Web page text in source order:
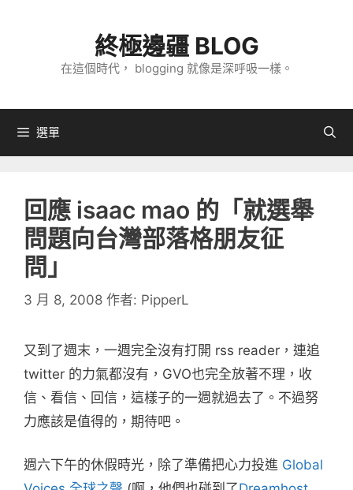
內
終極邊疆 BLOG
在這個時代， blogging 就像是深呼吸一樣。
選單
回應 isaac mao 的「就選舉
問題向台灣部落格朋友征
問」
3 月 8, 2008 作者: PipperL
又到了週末，一週完全沒有打開 rss reader，連追
twitter 的力氣都沒有，GVO也完全放著不理，收
信、看信、回信，這樣子的一週就過去了。不過努
力應該是值得的，期待吧。
週六下午的休假時光，除了準備把心力投進 Global